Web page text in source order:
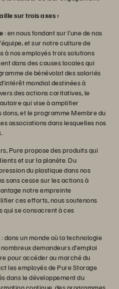
sur trois axes :
: en nous fondant sur l’une de nos
et sur notre culture de
à nos employés trois solutions
dans des causes locales qui
de bénévolat des salariés
mondial destinées à
des actions caritatives, le
qui vise à amplifier
dons, et le programme Membre du
associations dans lesquelles nos
Pure propose des produits qui
et sur la planète. Du
du plastique dans nos
sans cesse sur les actions à
notre empreinte
ces efforts, nous soutenons
se consacrent à ces
: dans un monde où la technologie
demandeurs d’emploi
pour accéder au marché du
les employés de Pure Storage
dans le développement du
continue, des programmes